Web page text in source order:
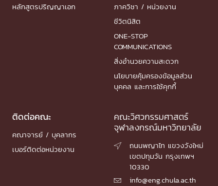
หลักสูตรปริญญาเอก
ภาควิชา / หน่วยงาน
ชีวิตนิสิต
ONE-STOP
COMMUNICATIONS
สิ่งอำนวยความสะดวก
นโยบายคุ้มครองข้อมูลส่วน
บุคคล และการใช้คุกกี้
ติดต่อคณะ
คณาจารย์ / บุคลากร
เบอร์ติดต่อหน่วยงาน
คณะวิศวกรรมศาสตร์
จุฬาลงกรณ์มหาวิทยาลัย

ถนนพญาไท แขวงวังใหม่
เขตปทุมวัน กรุงเทพฯ
10330
 info@eng.chula.ac.th